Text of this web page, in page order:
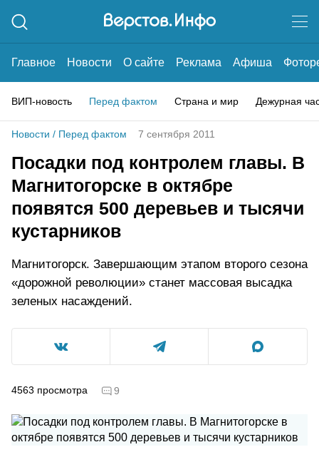
Главное Новости О сайте Реклама Афиша
ВИП-новость Перед фактом Страна и мир Дежурная
Новости / Перед фактом 7 сентября 2011
Посадки под контролем главы. В
Магнитогорске в октябре
появятся 500 деревьев и тысячи
кустарников
Магнитогорск. Завершающим этапом второго сезона
«дорожной революции» станет массовая высадка
зеленых насаждений.
4563 просмотра 9